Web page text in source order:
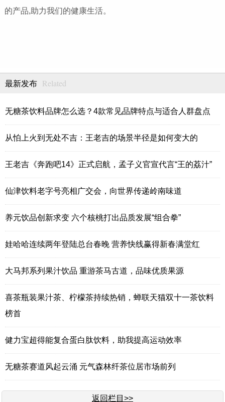
的产品,助力我们的健康生活。
最新发布 Related
无糖茶饮料品牌怎么选？4款常见品牌特点与适合人群盘点
从怕上火到无处不吉：王老吉的场景半径是如何变大的
王老吉《奔跑吧14》正式启航，孟子义官宣代言“王的荔汁”
仙津饮料老字号亮相广交会，向世界传递岭南味道
养元饮品创新求变 六个核桃打出品质发展“组合拳”
娃哈哈连续两年登陆总台春晚 营养快线赢得新春满堂红
大马邦系列果汁饮品 重游茶马古道，品味优质果源
喜茶瓶装果汁茶、柠檬茶持续热销，蝉联天猫双十一茶饮料
榜首
健力宝超得能复合蛋白肽饮料，助我提高运动效率
无糖茶赛道风起云涌 元气森林纤茶位居市场前列
返回栏目>>